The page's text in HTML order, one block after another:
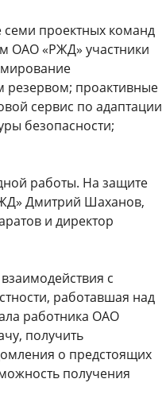
семи проектных команд
ОАО «РЖД» участники
резервом; проактивные
сервис по адаптации
безопасности;
работы. На защите
Дмитрий Шаханов,
и директор
с
работавшая над
работника ОАО
получить
о предстоящих
получения